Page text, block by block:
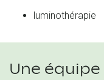
luminothérapie
Une équipe